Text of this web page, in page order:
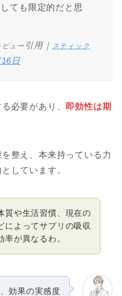
ても限定的だと思
ュー 引用｜ スティック
日
必要があり、 即効性は期
整え、本来持っている力
しています。
質や生活習慣、現在の
によってサプリの吸収
率が異なるわ。
効果の実感度